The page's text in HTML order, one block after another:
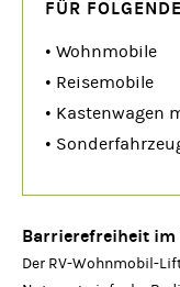
FÜR
• Wohnmobile
• Reisemobile
• Kastenwagen
•
Barrierefreiheit im
Der RV-Wohnmobil-